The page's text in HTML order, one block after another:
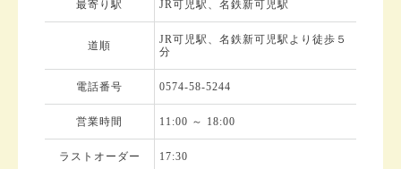
最寄り駅 JR可児駅、名鉄新可児駅
道順
JR可児駅、名鉄新可児駅より徒歩５
分
電話番号 0574-58-5244
営業時間 11:00 ～ 18:00
ラストオーダー 17:30